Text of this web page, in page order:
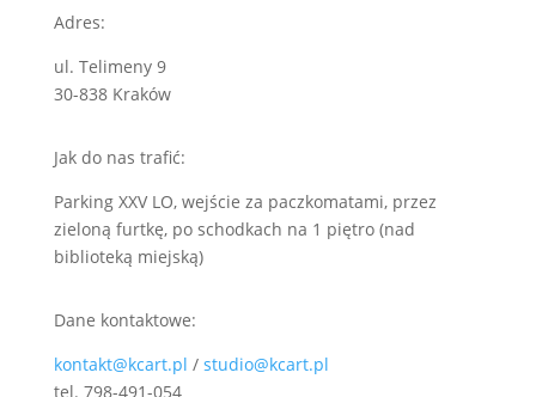
Adres:
ul. Telimeny 9
30-838 Kraków
Jak do nas trafić:
Parking XXV LO, wejście za paczkomatami, przez
zieloną furtkę, po schodkach na 1 piętro (nad
biblioteką miejską)
Dane kontaktowe:
kontakt@kcart.pl / studio@kcart.pl
tel. 798-491-054